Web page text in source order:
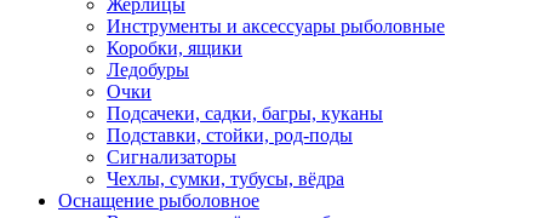
Жерлицы
Инструменты и аксессуары рыболовные
Коробки, ящики
Ледобуры
Очки
Подсачеки, садки, багры, куканы
Подставки, стойки, род-поды
Сигнализаторы
Чехлы, сумки, тубусы, вёдра
Оснащение рыболовное